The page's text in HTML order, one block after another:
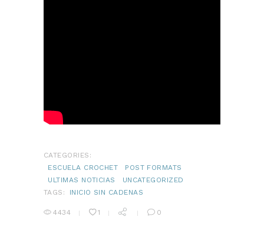
CATEGORIES:
ESCUELA CROCHET
POST FORMATS
ULTIMAS NOTICIAS
UNCATEGORIZED
TAGS:
INICIO SIN CADENAS
4434 1 0